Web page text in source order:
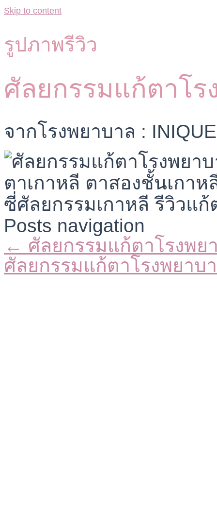
Skip to content
รูปภาพรีวิว
ศัลยกรรมแก้ตาโ
จากโรงพยาบาล :
Posts navigation
← ศัลยกรรมแก้ตาโรงพย
ศัลยกรรมแก้ตาโรงพยา